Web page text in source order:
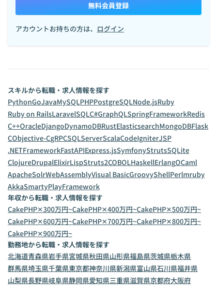
無料会員登録
アカウントお持ちの方は、 ログイン
スキルから転職・求人情報を探す
PythonGoJavaMySQLPHPPostgreSQLNode.jsRuby
Ruby on RailsLaravelSQLC#GraphQLSpringFrameworkRedis
C++OracleDjangoDynamoDBRustElasticsearchMongoDBFlask
CObjective-CgRPCSQLServerScalaCodeIgniterJSP
.NETFrameworkFastAPIExpress.jsSymfonyStrutsSQLite
ClojureDrupalElixirLispStruts2COBOLHaskellErlangOCaml
ApacheSolrWebAssemblyVisual BasicGroovyShellPerlmruby
AkkaSmartyPlayFramework
年収から転職・求人情報を探す
CakePHP✕300万円~CakePHP✕400万円~CakePHP✕500万円~
CakePHP✕600万円~CakePHP✕700万円~CakePHP✕800万円~
CakePHP✕900万円~
勤務地から転職・求人情報を探す
北海道青森県岩手県宮城県秋田県山形県福島県茨城県栃木県
群馬県埼玉県千葉県東京都神奈川県新潟県富山県石川県福井県
山梨県長野県岐阜県静岡県愛知県三重県滋賀県京都府大阪府